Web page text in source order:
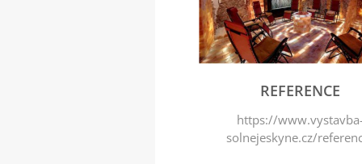
REFERENCE
https://
solnejeskyne.cz/